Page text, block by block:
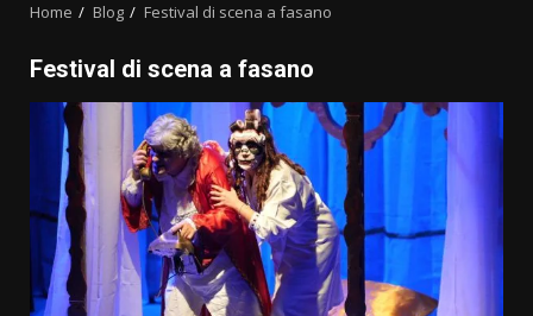
Home Blog Festival di scena a fasano
Festival di scena a fasano